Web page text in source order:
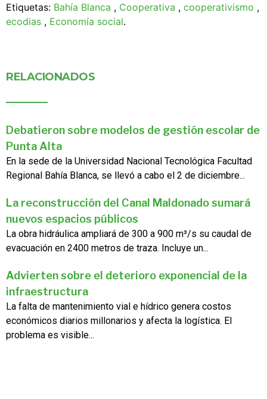
Etiquetas: Bahía Blanca , Cooperativa , cooperativismo ,
ecodias , Economía social.
RELACIONADOS
Debatieron sobre modelos de gestión escolar de
Punta Alta
En la sede de la Universidad Nacional Tecnológica Facultad
Regional Bahía Blanca, se llevó a cabo el 2 de diciembre...
La reconstrucción del Canal Maldonado sumará
nuevos espacios públicos
La obra hidráulica ampliará de 300 a 900 m³/s su caudal de
evacuación en 2400 metros de traza. Incluye un...
Advierten sobre el deterioro exponencial de la
infraestructura
La falta de mantenimiento vial e hídrico genera costos
económicos diarios millonarios y afecta la logística. El
problema es visible...